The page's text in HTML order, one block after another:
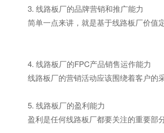
3. 线路板厂的品牌营销和推广能力
简单一点来讲，就是基于线路板厂价值
4. 线路板厂的FPC产品销售运作能力
线路板厂的营销活动应该围绕着客户的
5. 线路板厂的盈利能力
盈利是任何线路板厂都要关注的重要部